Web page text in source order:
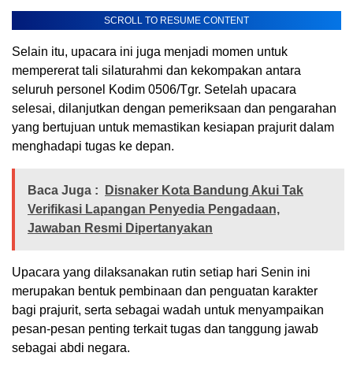
SCROLL TO RESUME CONTENT
Selain itu, upacara ini juga menjadi momen untuk
mempererat tali silaturahmi dan kekompakan antara
seluruh personel Kodim 0506/Tgr. Setelah upacara
selesai, dilanjutkan dengan pemeriksaan dan pengarahan
yang bertujuan untuk memastikan kesiapan prajurit dalam
menghadapi tugas ke depan.
Baca Juga :
Disnaker Kota Bandung Akui Tak
Verifikasi Lapangan Penyedia Pengadaan,
Jawaban Resmi Dipertanyakan
Upacara yang dilaksanakan rutin setiap hari Senin ini
merupakan bentuk pembinaan dan penguatan karakter
bagi prajurit, serta sebagai wadah untuk menyampaikan
pesan-pesan penting terkait tugas dan tanggung jawab
sebagai abdi negara.